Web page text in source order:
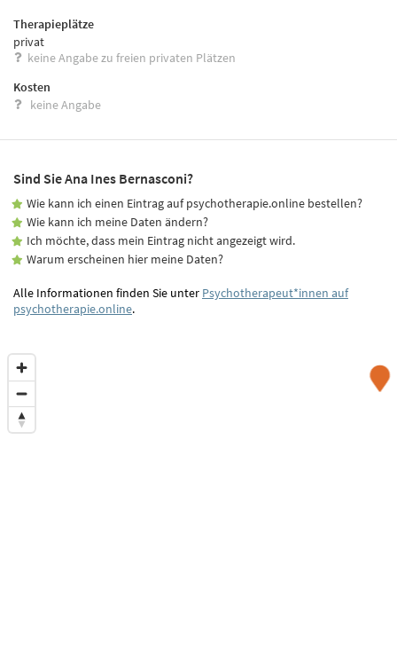
Therapieplätze
privat
keine Angabe zu freien privaten Plätzen
Kosten
keine Angabe
Sind Sie Ana Ines Bernasconi?
Wie kann ich einen Eintrag auf psychotherapie.online bestellen?
Wie kann ich meine Daten ändern?
Ich möchte, dass mein Eintrag nicht angezeigt wird.
Warum erscheinen hier meine Daten?
Alle Informationen finden Sie unter Psychotherapeut*innen auf
psychotherapie.online.